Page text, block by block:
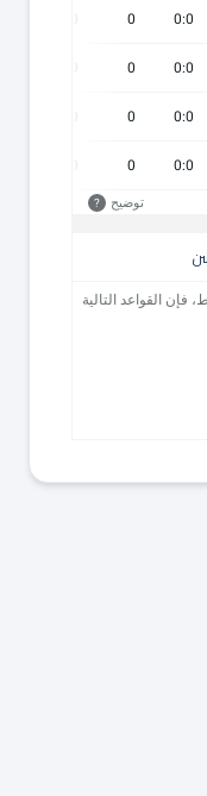
0:0
0
0:0
0
0:0
0
0:0
0
توضيح ?
فإن القواعد التالية